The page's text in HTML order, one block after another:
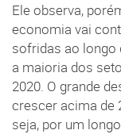
Ele observa,
economia vai
sofridas ao longo
a maioria dos
2020. O grande
crescer acima de
seja, por um